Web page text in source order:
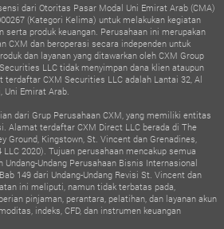
dari Otoritas Pasar Modal Uni Emirat Arab (CMA)
(Kategori Kelima) untuk melakukan kegiatan
serta produk keuangan. Perusahaan ini merupakan
CXM dan beroperasi secara independen untuk
dan layanan yang ditawarkan oleh CXM Group
LLC tidak menyimpan dana klien ataupun
CXM Securities LLC adalah Lantai 32, Al
Uni Emirat Arab.
dari Grup Perusahaan CXM, yang memiliki entitas
Alamat terdaftar CXM Direct LLC berada di The
Ground, Kingstown, St. Vincent dan Grenadines,
2020). Tujuan perusahaan mencakup semua
Undang-Undang Perusahaan Bisnis Internasional
149 dari Undang-Undang Revisi St. Vincent dan
ini meliputi, namun tidak terbatas pada,
pinjaman, perantara, pelatihan, dan layanan akun
indeks, CFD, dan instrumen keuangan